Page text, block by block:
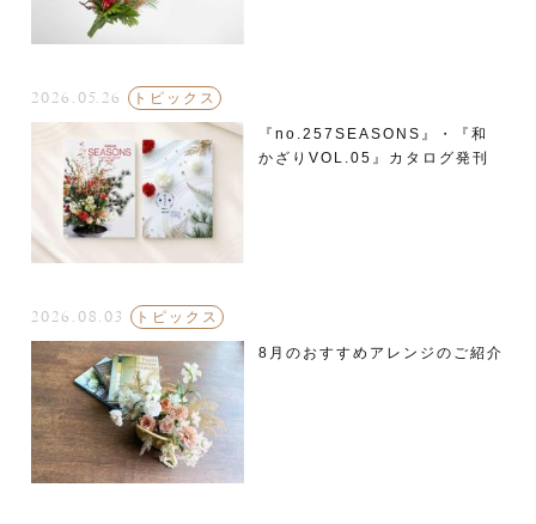
2026.05.26 トピックス
『no.257SEASONS』・『和
かざりVOL.05』カタログ発刊
2026.08.03 トピックス
8月のおすすめアレンジのご紹介